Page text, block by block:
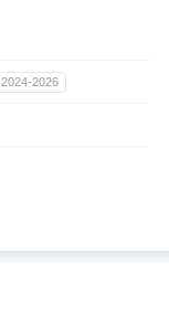
2024-2026